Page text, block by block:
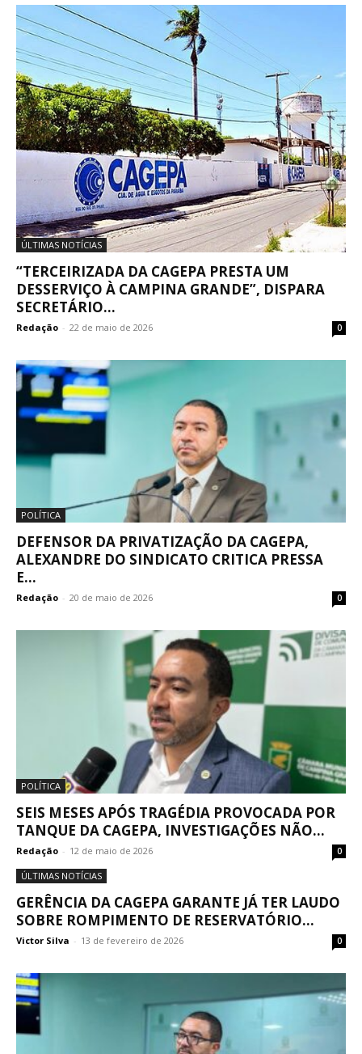
ÚLTIMAS NOTÍCIAS
“TERCEIRIZADA DA CAGEPA PRESTA UM
DESSERVIÇO À CAMPINA GRANDE”, DISPARA
SECRETÁRIO...
Redação - 22 de maio de 2026 0
POLÍTICA
DEFENSOR DA PRIVATIZAÇÃO DA CAGEPA,
ALEXANDRE DO SINDICATO CRITICA PRESSA
E...
Redação - 20 de maio de 2026 0
POLÍTICA
SEIS MESES APÓS TRAGÉDIA PROVOCADA POR
TANQUE DA CAGEPA, INVESTIGAÇÕES NÃO...
Redação - 12 de maio de 2026 0
ÚLTIMAS NOTÍCIAS
GERÊNCIA DA CAGEPA GARANTE JÁ TER LAUDO
SOBRE ROMPIMENTO DE RESERVATÓRIO...
Victor Silva - 13 de fevereiro de 2026 0